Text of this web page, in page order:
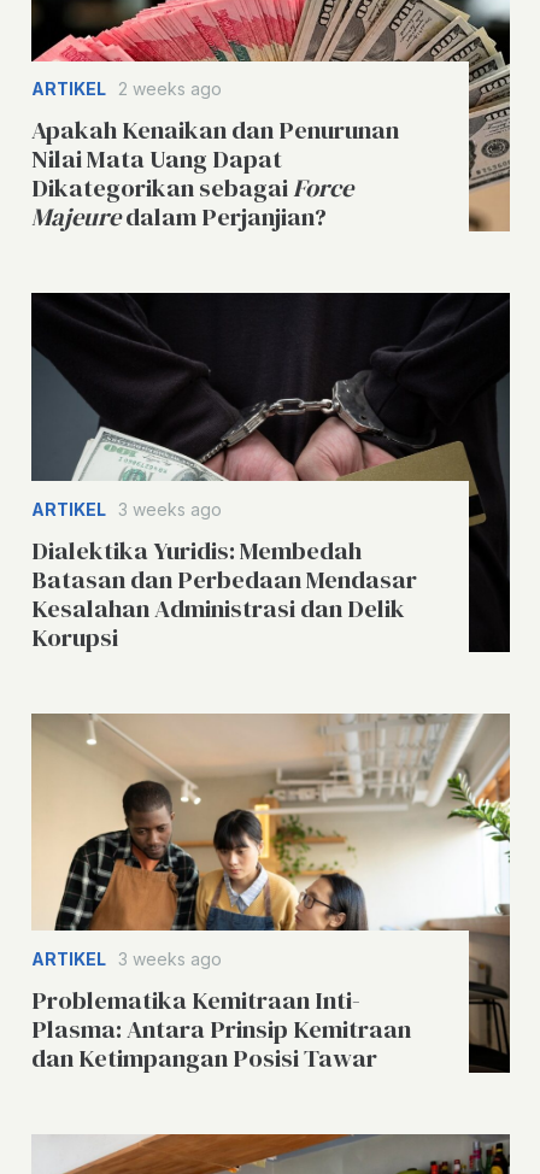
ARTIKEL 2 weeks ago
Apakah Kenaikan dan Penurunan
Nilai Mata Uang Dapat
Dikategorikan sebagaiForce
Majeuredalam Perjanjian?
ARTIKEL 3 weeks ago
Dialektika Yuridis: Membedah
Batasan dan Perbedaan Mendasar
Kesalahan Administrasi dan Delik
Korupsi
ARTIKEL 3 weeks ago
Problematika Kemitraan Inti-
Plasma: Antara Prinsip Kemitraan
dan Ketimpangan Posisi Tawar